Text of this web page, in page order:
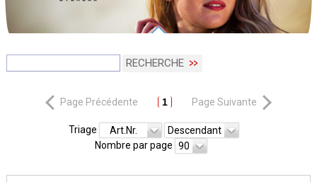
RECHERCHE
Page Précédente 1 Page Suivante
Triage Art.Nr.
Descendant
Nombre par page 90